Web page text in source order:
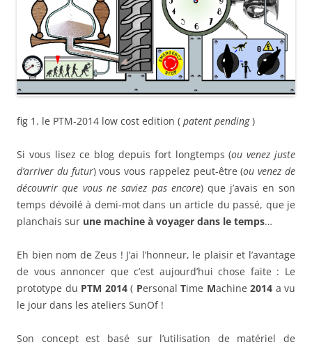
fig 1. le PTM-2014 low cost edition ( patent pending)
Si vous lisez ce blog depuis fort longtemps (ou venez juste
d’arriver du futur) vous vous rappelez peut-être (ou venez de
découvrir que vous ne saviez pas encore) que j’avais en son
temps dévoilé à demi-mot dans un article du passé, que je
planchais sur une machine à voyager dans le temps…
Eh bien nom de Zeus ! J’ai l’honneur, le plaisir et l’avantage
de vous annoncer que c’est aujourd’hui chose faite : Le
prototype du PTM 2014( Personal Time Machine 2014 a vu
le jour dans les ateliers SunOf !
Son concept est basé sur l’utilisation de matériel de